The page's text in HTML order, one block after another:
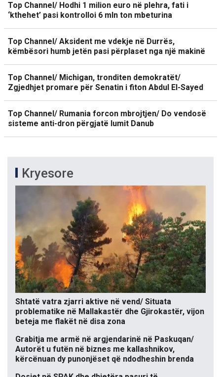
Top Channel/ Hodhi 1 milion euro në plehra, fati i
‘kthehet’ pasi kontrolloi 6 mln ton mbeturina
Top Channel/ Aksident me vdekje në Durrës,
këmbësori humb jetën pasi përplaset nga një makinë
Top Channel/ Michigan, tronditen demokratët/
Zgjedhjet promare për Senatin i fiton Abdul El-Sayed
Top Channel/ Rumania forcon mbrojtjen/ Do vendosë
sisteme anti-dron përgjatë lumit Danub
Kryesore
Shtatë vatra zjarri aktive në vend/ Situata
problematike në Mallakastër dhe Gjirokastër, vijon
beteja me flakët në disa zona
Grabitja me armë në argjendarinë në Paskuqan/
Autorët u futën në biznes me kallashnikov,
kërcënuan dy punonjëset që ndodheshin brenda